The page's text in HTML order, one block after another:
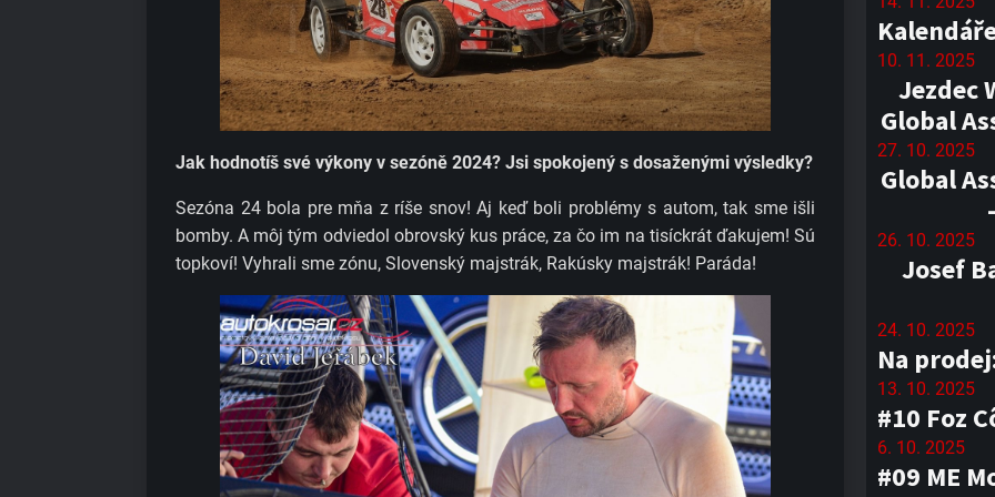
Jak hodnotíš své výkony v sezóně 2024? Jsi spokojený s dosaženými výsledky?​
Sezóna 24 bola pre mňa z ríše snov! Aj keď boli problémy s autom, tak sme išli
bomby. A môj tým odviedol obrovský kus práce, za čo im na tisíckrát ďakujem! Sú
topkoví! Vyhrali sme zónu, Slovenský majstrák, Rakúsky majstrák! Paráda!
10. 11. 2025
Jezdec
Global
27. 10. 2025
Global
26. 10. 2025
Josef
24. 10. 2025
Na
13. 10. 2025
#10 Foz
6. 10. 2025
#09 ME